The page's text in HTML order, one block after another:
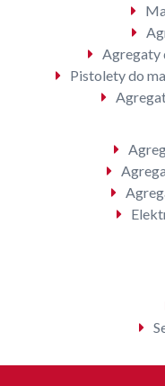
Agregaty
Pistolety do